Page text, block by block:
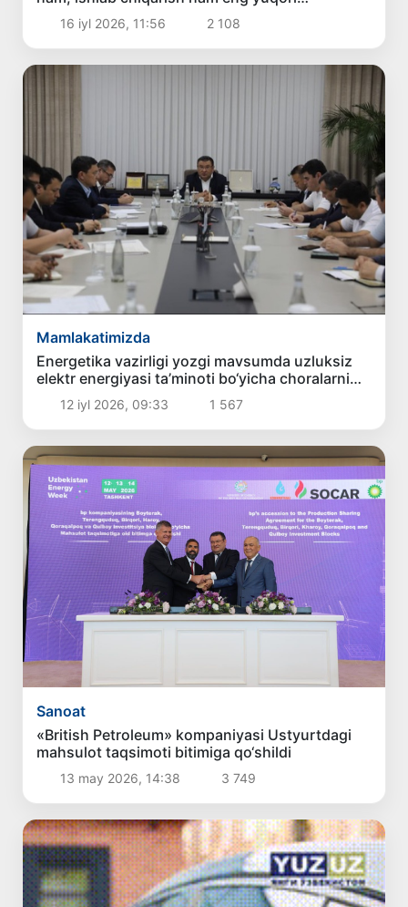
ko‘rsatkichga chiqdi
16 iyl 2026, 11:56 2 108
Mamlakatimizda
Energetika vazirligi yozgi mavsumda uzluksiz
elektr energiyasi ta’minoti bo‘yicha choralarni
kuchaytirmoqda
12 iyl 2026, 09:33 1 567
Sanoat
«British Petroleum» kompaniyasi Ustyurtdagi
mahsulot taqsimoti bitimiga qo‘shildi
13 may 2026, 14:38 3 749